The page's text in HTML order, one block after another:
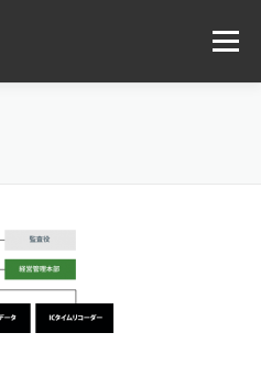
メニュー